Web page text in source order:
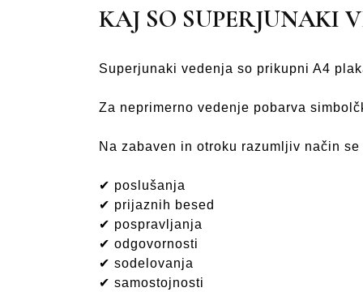
KAJ SO SUPERJUNAKI
Superjunaki vedenja so prikupni A4
Za neprimerno vedenje pobarva
Na zabaven in otroku razumljiv način se
✔ poslušanja
✔ prijaznih besed
✔ pospravljanja
✔ odgovornosti
✔ sodelovanja
✔ samostojnosti